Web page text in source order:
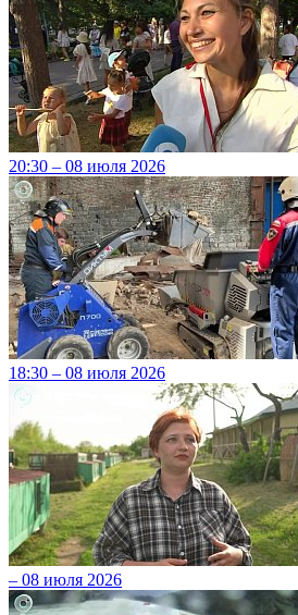
20:30 – 08 июля 2026
18:30 – 08 июля 2026
– 08 июля 2026